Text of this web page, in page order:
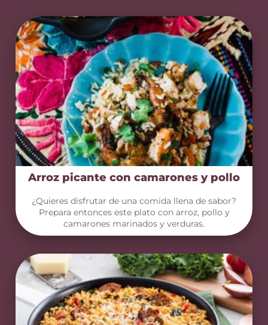
Arroz picante con camarones y pollo
¿Quieres disfrutar de una comida llena de sabor?
Prepara entonces este plato con arroz, pollo y
camarones marinados y verduras.